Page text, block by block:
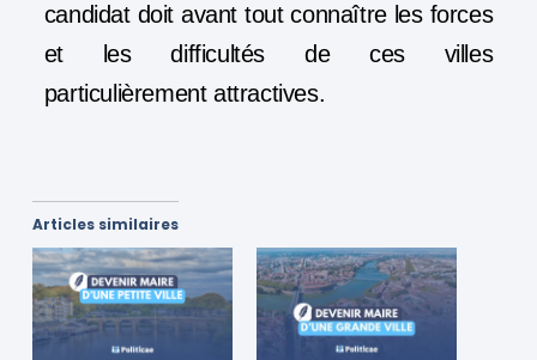
candidat doit avant tout connaître les forces
et les difficultés de ces villes
particulièrement attractives.
Articles similaires